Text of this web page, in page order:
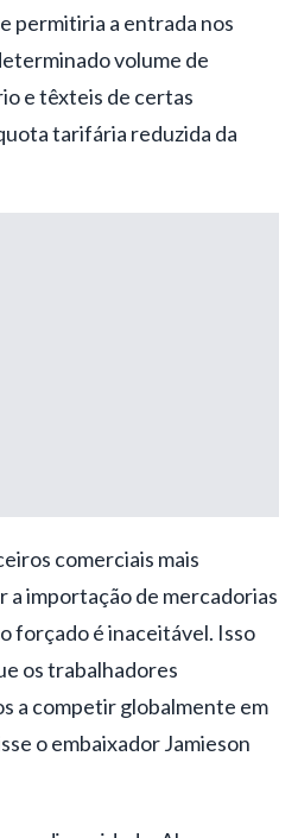
permitiria a entrada nos
volume de
e têxteis de certas
tarifária reduzida da
comerciais mais
a importação de mercadorias
forçado é inaceitável. Isso
os trabalhadores
a competir globalmente em
o embaixador Jamieson